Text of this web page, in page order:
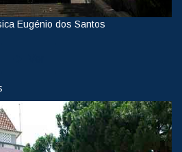
Eugénio dos Santos